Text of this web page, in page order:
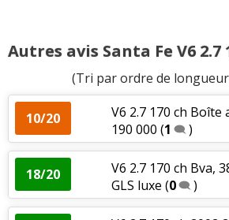
Autres avis Santa Fe V6 2.7
(Tri par ordre de
10/20
V6 2.7 170 ch
190 000 (1 )
18/20
V6 2.7 170 ch Bva,
GLS luxe (0 )